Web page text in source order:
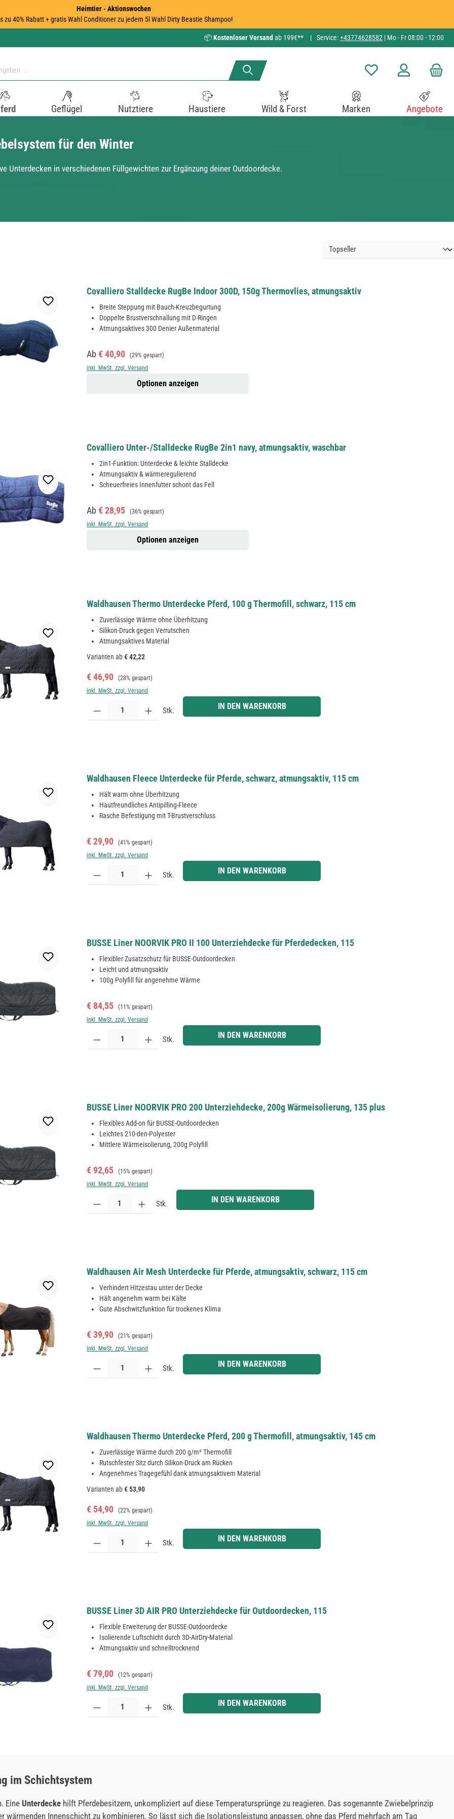
Heimtier - Aktionswochen
zu 40% Rabatt + gratis Wahl Conditioner zu jedem 5l Wahl Dirty Beastie Shampoo!
📦Kostenloser Versand ab 199€** | Service:+43774628582 | Mo - Fr 08:00 - 12:00
Du hast 0 Produkte auf
Geflügel Nutztiere Haustiere Wild & Forst Marken Angebote
für den Winter
Unterdecken in verschiedenen Füllgewichten zur Ergänzung deiner Outdoordecke.
Covalliero Stalldecke RugBe Indoor 300D, 150g Thermovlies, atmungsaktiv
Breite Steppung mit Bauch-Kreuzbegurtung
Doppelte Brustverschnallung mit D-Ringen
Atmungsaktives 300 Denier Außenmaterial
Verkaufspreis:
Ab € 40,90 Regulärer Preis:
(29% gespart)
inkl. MwSt. zzgl. Versand
Optionen anzeigen
Covalliero Unter-/Stalldecke RugBe 2in1 navy, atmungsaktiv, waschbar
2in1-Funktion: Unterdecke & leichte Stalldecke
Atmungsaktiv & wärmeregulierend
Scheuerfreies Innenfutter schont das Fell
Verkaufspreis:
Ab € 28,95 Regulärer Preis:
(36% gespart)
inkl. MwSt. zzgl. Versand
Optionen anzeigen
Waldhausen Thermo Unterdecke Pferd, 100 g Thermofill, schwarz, 115 cm
Zuverlässige Wärme ohne Überhitzung
Silikon-Druck gegen Verrutschen
Atmungsaktives Material
Varianten ab€ 42,22
Verkaufspreis:
€ 46,90 Regulärer Preis:
(28% gespart)
inkl. MwSt. zzgl. Versand
Produkt Anzahl: Gib den gewünschten Wert ein oder benutze die Schaltflächen um die Anzahl zu erhöhen oder zu reduzieren.
Stk. IN DEN WARENKORB
Waldhausen Fleece Unterdecke für Pferde, schwarz, atmungsaktiv, 115 cm
Hält warm ohne Überhitzung
Hautfreundliches Antipilling-Fleece
Rasche Befestigung mit T-Brustverschluss
Verkaufspreis:
€ 29,90 Regulärer Preis:
(41% gespart)
inkl. MwSt. zzgl. Versand
Produkt Anzahl: Gib den gewünschten Wert ein oder benutze die Schaltflächen um die Anzahl zu erhöhen oder zu reduzieren.
Stk. IN DEN WARENKORB
BUSSE Liner NOORVIK PRO II 100 Unterziehdecke für Pferdedecken, 115
Flexibler Zusatzschutz für BUSSE-Outdoordecken
Leicht und atmungsaktiv
100g Polyfill für angenehme Wärme
Verkaufspreis:
€ 84,55 Regulärer Preis:
(11% gespart)
inkl. MwSt. zzgl. Versand
Produkt Anzahl: Gib den gewünschten Wert ein oder benutze die Schaltflächen um die Anzahl zu erhöhen oder zu reduzieren.
Stk. IN DEN WARENKORB
BUSSE Liner NOORVIK PRO 200 Unterziehdecke, 200g Wärmeisolierung, 135 plus
Flexibles Add-on für BUSSE-Outdoordecken
Leichtes 210-den-Polyester
Mittlere Wärmeisolierung, 200g Polyfill
Verkaufspreis:
€ 92,65 Regulärer Preis:
(15% gespart)
inkl. MwSt. zzgl. Versand
Produkt Anzahl: Gib den gewünschten Wert ein oder benutze die Schaltflächen um die Anzahl zu erhöhen oder zu reduzieren.
Stk. IN DEN WARENKORB
Waldhausen Air Mesh Unterdecke für Pferde, atmungsaktiv, schwarz, 115 cm
Verhindert Hitzestau unter der Decke
Hält angenehm warm bei Kälte
Gute Abschwitzfunktion für trockenes Klima
Verkaufspreis:
€ 39,90 Regulärer Preis:
(21% gespart)
inkl. MwSt. zzgl. Versand
Produkt Anzahl: Gib den gewünschten Wert ein oder benutze die Schaltflächen um die Anzahl zu erhöhen oder zu reduzieren.
Stk. IN DEN WARENKORB
Waldhausen Thermo Unterdecke Pferd, 200 g Thermofill, atmungsaktiv, 145 cm
Zuverlässige Wärme durch 200 g/m² Thermofill
Rutschfester Sitz durch Silikon-Druck am Rücken
Angenehmes Tragegefühl dank atmungsaktivem Material
Varianten ab€ 53,90
Verkaufspreis:
€ 54,90 Regulärer Preis:
(22% gespart)
inkl. MwSt. zzgl. Versand
Produkt Anzahl: Gib den gewünschten Wert ein oder benutze die Schaltflächen um die Anzahl zu erhöhen oder zu reduzieren.
Stk. IN DEN WARENKORB
BUSSE Liner 3D AIR PRO Unterziehdecke für Outdoordecken, 115
Flexible Erweiterung der BUSSE-Outdoordecke
Isolierende Luftschicht durch 3D-AirDry-Material
Atmungsaktiv und schnelltrocknend
Verkaufspreis:
€ 79,00 Regulärer Preis:
(12% gespart)
inkl. MwSt. zzgl. Versand
Produkt Anzahl: Gib den gewünschten Wert ein oder benutze die Schaltflächen um die Anzahl zu erhöhen oder zu reduzieren.
Stk. IN DEN WARENKORB
im Schichtsystem
Eine Unterdecke hilft Pferdebesitzern, unkompliziert auf diese Temperatursprünge zu reagieren. Das sogenannte Zwiebelprinzip
wärmenden Innenschicht zu kombinieren. So lässt sich die Isolationsleistung anpassen, ohne das Pferd mehrfach am Tag